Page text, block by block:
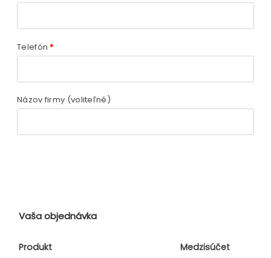
Telefón*
Názov firmy (voliteľné)
Vaša objednávka
Produkt Medzisúčet